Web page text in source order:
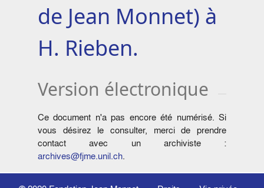
de Jean Monnet) à
H. Rieben.
Version électronique
Ce document n'a pas encore été numérisé. Si
vous désirez le consulter, merci de prendre
contact avec un archiviste :
archives@fjme.unil.ch.